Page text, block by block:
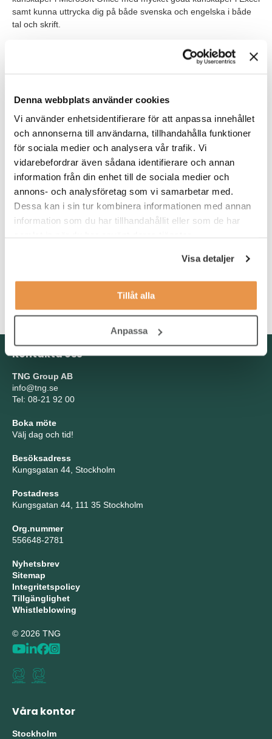
Denna webbplats använder cookies
Vi använder enhetsidentifierare för att anpassa innehållet
och annonserna till användarna, tillhandahålla funktioner
för sociala medier och analysera vår trafik. Vi
vidarebefordrar även sådana identifierare och annan
information från din enhet till de sociala medier och
annons- och analysföretag som vi samarbetar med.
Dessa kan i sin tur kombinera informationen med annan
information som du har tillhandahållit eller som de har
Visa detaljer
Tillåt alla
Anpassa
samt kunna uttrycka dig på både svenska och engelska i både
tal och skrift.
Rollen kräver förståelse för integration mellan olika system och
innebär hantering av omfattande, bitvis komplexa
logiskt inriktat arbetssätt, för att bland annat möta snäva
För att bli framgångsrik i denna roll ser vi att du som person är
noggrann, drivande och nyfiken. Du arbetar metodiskt och
systematiskt och har förmågan att hantera tidskrävande
rutinuppgifter utan att ge vika på kvalité. Du drivs av att vilja
utveckla och förenkla processer samt att obehindrat lösa
problem. Du har en hög IT-mognad, är systemkunnig och har
Dessutom är du serviceinriktad och prestigelös i kontakten med
flöden samt kan arbeta framför allt självständigt men även
rädd att hugga tag i återkommande arbetsuppgifter som måste
Kontakta oss
TNG Group AB
info@tng.se
Tel: 08-21 92 00
Boka möte
Välj dag och tid!
Besöksadress
Kungsgatan 44, Stockholm
Postadress
Kungsgatan 44, 111 35 Stockholm
Org.nummer
556648-2781
Nyhetsbrev
Sitemap
Integritetspolicy
Tillgänglighet
Whistleblowing
© 2026 TNG
Våra kontor
Stockholm